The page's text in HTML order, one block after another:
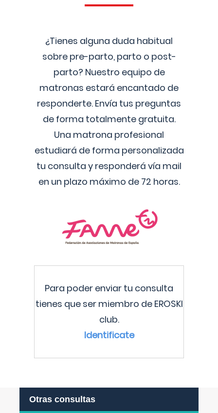
¿Tienes alguna duda habitual
sobre pre-parto, parto o post-
parto? Nuestro equipo de
matronas estará encantado de
responderte. Envía tus preguntas
de forma totalmente gratuita.
Una matrona profesional
estudiará de forma personalizada
tu consulta y responderá vía mail
en un plazo máximo de 72 horas.
Para poder enviar tu consulta
tienes que ser miembro de EROSKI
club.
Identificate
Otras consultas